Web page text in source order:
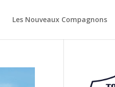
Les Nouveaux Compagnons